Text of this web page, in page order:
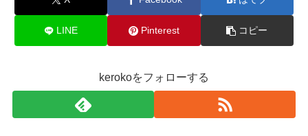
LINE Pinterest コピー
kerokoをフォローする